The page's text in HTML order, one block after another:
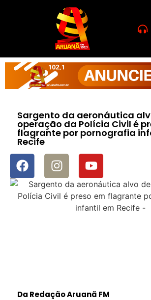
Sargento da aeronáutica
operação da Polícia Civil é
flagrante por pornografia
Recife
Da Redação Aruanã FM